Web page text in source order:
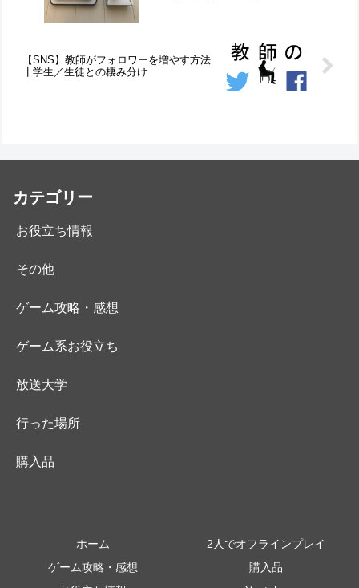
【SNS】教師がフォロワーを増やす方法
┃学生／生徒との棲み分け
カテゴリー
お役立ち情報
その他
ゲーム攻略・感想
ゲーム系お役立ち
放送大学
行った場所
購入品
ホーム
2人でオフラインプレイ
ゲーム攻略・感想
購入品